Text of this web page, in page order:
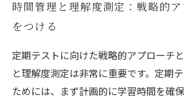
時間管理と理解度測定：戦略的
をつける
定期テストに向けた戦略的アプローチ
と理解度測定は非常に重要です。定期
ためには、まず計画的に学習時間を確